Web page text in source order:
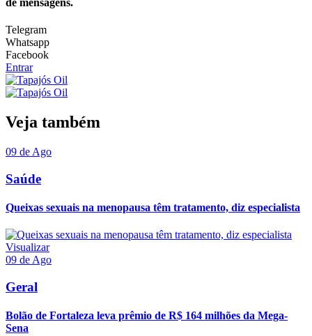
de mensagens.
Telegram
Whatsapp
Facebook
Entrar
Veja também
09 de Ago
Saúde
Queixas sexuais na menopausa têm tratamento, diz especialista
Visualizar
09 de Ago
Geral
Bolão de Fortaleza leva prêmio de R$ 164 milhões da Mega-
Sena